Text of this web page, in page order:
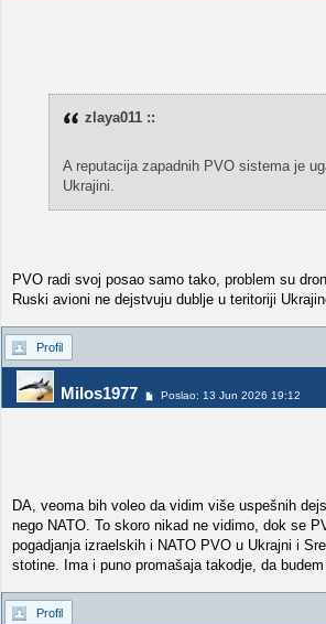
zlaya011 ::
A reputacija zapadnih PVO sistema je
Ukrajini.
PVO radi svoj posao samo tako, problem su
Ruski avioni ne dejstvuju dublje u teritoriji
Profil
Milos1977 Poslao: 13 Jun 2026 19:12
DA, veoma bih voleo da vidim više uspešnih
nego NATO. To skoro nikad ne vidimo, dok se
pogadjanja izraelskih i NATO PVO u Ukrajni i
stotine. Ima i puno promašaja takodje, da budem
Profil